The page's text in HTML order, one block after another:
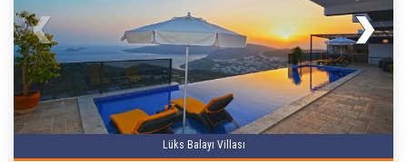
Lüks Balayı Villası